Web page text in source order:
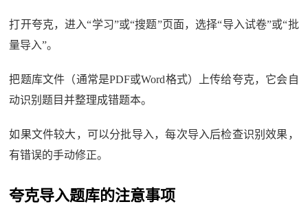
打开夸克，进入“学习”或“搜题”页面，选择“导入试卷”或“批
量导入”。
把题库文件（通常是PDF或Word格式）上传给夸克，它会自
动识别题目并整理成错题本。
如果文件较大，可以分批导入，每次导入后检查识别效果，
有错误的手动修正。
夸克导入题库的注意事项